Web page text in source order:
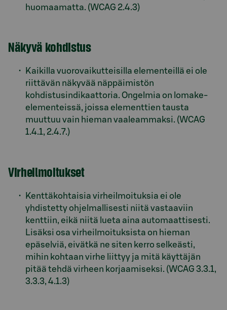
huomaamatta. (WCAG 2.4.3)
Näkyvä kohdistus
Kaikilla vuorovaikutteisilla elementeillä ei ole
riittävän näkyvää näppäimistön
kohdistusindikaattoria. Ongelmia on lomake-
elementeissä, joissa elementtien tausta
muuttuu vain hieman vaaleammaksi. (WCAG
1.4.1, 2.4.7.)
Virheilmoitukset
Kenttäkohtaisia virheilmoituksia ei ole
yhdistetty ohjelmallisesti niitä vastaaviin
kenttiin, eikä niitä lueta aina automaattisesti.
Lisäksi osa virheilmoituksista on hieman
epäselviä, eivätkä ne siten kerro selkeästi,
mihin kohtaan virhe liittyy ja mitä käyttäjän
pitää tehdä virheen korjaamiseksi. (WCAG 3.3.1,
3.3.3, 4.1.3)